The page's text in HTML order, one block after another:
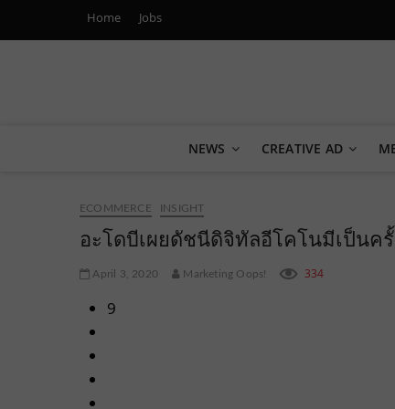
Home Jobs
Marketing Oops!
NEWS CREATIVE AD
ECOMMERCE INSIGHT
อะโดบีเผยดัชนีดิจิทัลอีโคโนมีเป็นค
April 3, 2020 Marketing Oops! 334
9